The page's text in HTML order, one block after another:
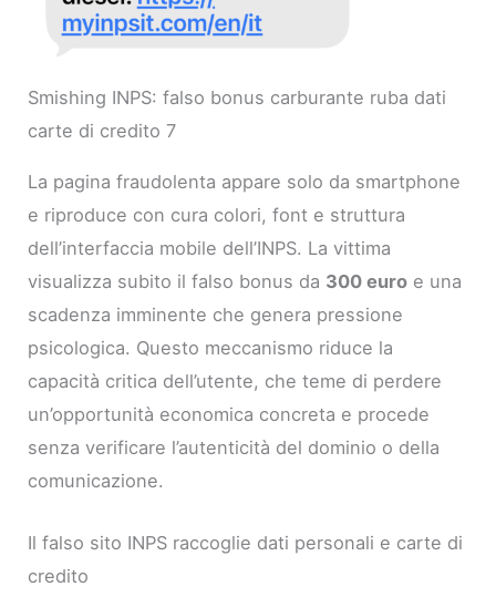
Smishing INPS: falso bonus carburante ruba dati
carte di credito 7
La pagina fraudolenta appare solo da smartphone
e riproduce con cura colori, font e struttura
dell’interfaccia mobile dell’INPS. La vittima
visualizza subito il falso bonus da 300 euro e una
scadenza imminente che genera pressione
psicologica. Questo meccanismo riduce la
capacità critica dell’utente, che teme di perdere
un’opportunità economica concreta e procede
senza verificare l’autenticità del dominio o della
comunicazione.
Il falso sito INPS raccoglie dati personali e carte di
credito